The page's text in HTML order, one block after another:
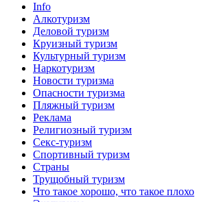
Info
Алкотуризм
Деловой туризм
Круизный туризм
Культурный туризм
Наркотуризм
Новости туризма
Опасности туризма
Пляжный туризм
Реклама
Религиозный туризм
Секс-туризм
Спортивный туризм
Страны
Трущобный туризм
Что такое хорошо, что такое плохо